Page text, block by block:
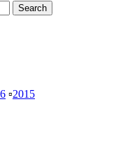
Search
▫2015